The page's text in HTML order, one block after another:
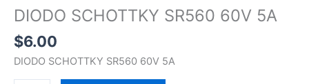
DIODO SCHOTTKY SR560 60V 5A
$6.00
DIODO SCHOTTKY SR560 60V 5A